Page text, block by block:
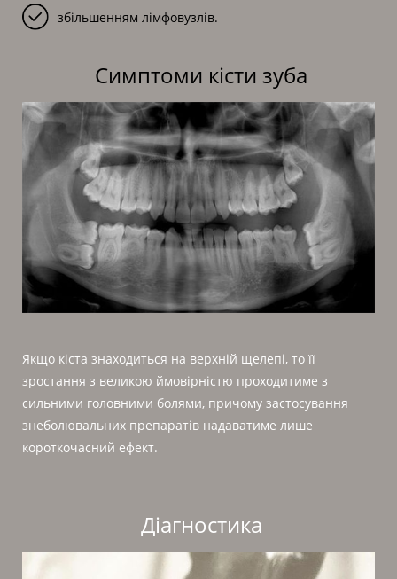
збільшенням лімфовузлів.
Симптоми кісти зуба
Якщо кіста знаходиться на верхній щелепі, то її
зростання з великою ймовірністю проходитиме з
сильними головними болями, причому застосування
знеболювальних препаратів надаватиме лише
короткочасний ефект.
Діагностика